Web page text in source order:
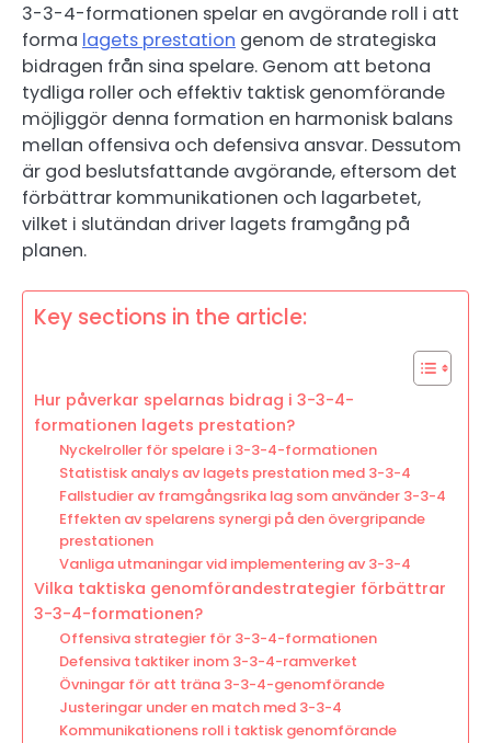
3-3-4-formationen spelar en avgörande roll i att
forma lagets prestation genom de strategiska
bidragen från sina spelare. Genom att betona
tydliga roller och effektiv taktisk genomförande
möjliggör denna formation en harmonisk balans
mellan offensiva och defensiva ansvar. Dessutom
är god beslutsfattande avgörande, eftersom det
förbättrar kommunikationen och lagarbetet,
vilket i slutändan driver lagets framgång på
planen.
Key sections in the article:
Hur påverkar spelarnas bidrag i 3-3-4-
formationen lagets prestation?
Nyckelroller för spelare i 3-3-4-formationen
Statistisk analys av lagets prestation med 3-3-4
Fallstudier av framgångsrika lag som använder 3-3-4
Effekten av spelarens synergi på den övergripande
prestationen
Vanliga utmaningar vid implementering av 3-3-4
Vilka taktiska genomförandestrategier förbättrar
3-3-4-formationen?
Offensiva strategier för 3-3-4-formationen
Defensiva taktiker inom 3-3-4-ramverket
Övningar för att träna 3-3-4-genomförande
Justeringar under en match med 3-3-4
Kommunikationens roll i taktisk genomförande